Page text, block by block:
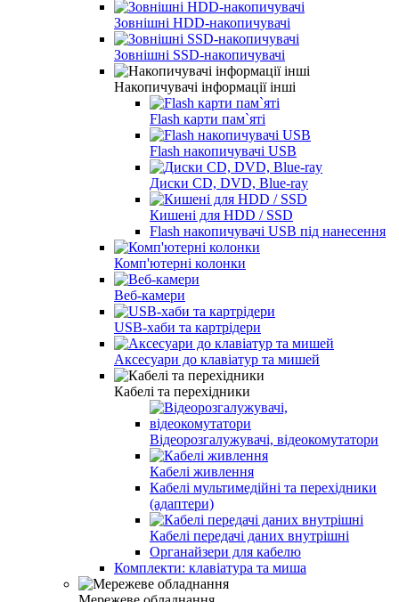
Зовнішні HDD-накопичувачі
Зовнішні SSD-накопичувачі
Накопичувачі інформації інші
Flash карти пам`яті
Flash накопичувачі USB
Диски CD, DVD, Blue-ray
Кишені для HDD / SSD
Flash накопичувачі USB під нанесення
Комп'ютерні колонки
Веб-камери
USB-хаби та картрідери
Аксесуари до клавіатур та мишей
Кабелі та перехідники
Відеорозгалужувачі, відеокомутатори
Кабелі живлення
Кабелі мультимедійні та перехідники
(адаптери)
Кабелі передачі даних внутрішні
Органайзери для кабелю
Комплекти: клавіатура та миша